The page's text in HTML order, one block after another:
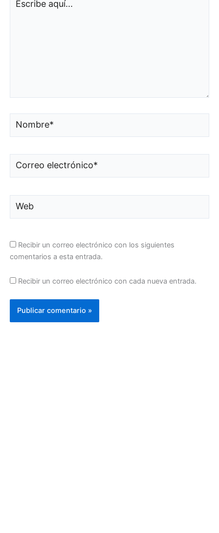
aquí...
Correo
electrónico*
Recibir un correo electrónico con los siguientes
comentarios a esta entrada.
Recibir un correo electrónico con cada nueva entrada.